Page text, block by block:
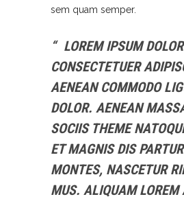
sem quam semper.
LOREM IPSUM
CONSECTETUER
AENEAN COMMODO
DOLOR. AENEAN
SOCIIS THEME
ET MAGNIS DIS
MONTES, NASCETUR
MUS. ALIQUAM LOREM